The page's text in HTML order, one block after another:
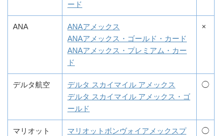
ード
ANA
ANAアメックス
ANAアメックス・ゴールド・カード
ANAアメックス・プレミアム・カー
ド
×
デルタ航空
デルタ スカイマイル アメックス
デルタ スカイマイル アメックス・ゴ
ールド
◯
マリオット
マリオットボンヴォイアメックスプ
◯